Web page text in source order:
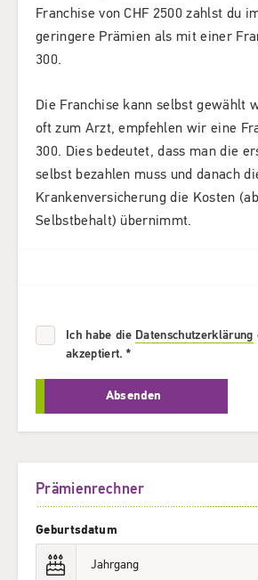
Franchise von CHF 2500 zahlst du
geringere Prämien als mit einer
300.
Die Franchise kann selbst gewählt
oft zum Arzt, empfehlen wir eine
300. Dies bedeutet, dass man die
selbst bezahlen muss und danach
Krankenversicherung die Kosten
Selbstbehalt) übernimmt.
Ich habe die Datenschutzerklärung
akzeptiert. *Pflichtfeld
Absenden
Prämienrechner
Geburtsdatum